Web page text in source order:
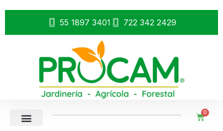
55 1897 3401 722 342 2429
0